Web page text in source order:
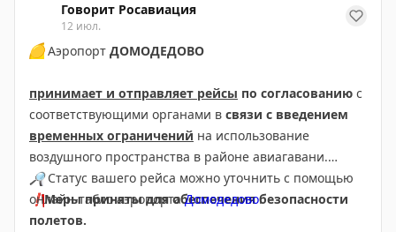
Говорит Росавиация
12 июл.
🟡Аэропорт ДОМОДЕДОВО
принимает и отправляет рейсы по согласованию с
соответствующими органами в связи с введением
временных ограничений на использование
воздушного пространства в районе авиагавани.
❗️Меры приняты для обеспечения безопасности
полетов.
🔎Статус вашего рейса можно уточнить с помощью
онлайн-табло аэропортаДомодедово.